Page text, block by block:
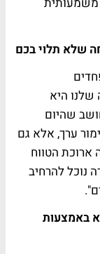
שלא תלוי בכם
שלנו היא
שהיום
ערך, אלא גם
הטווח
נוכל להרחיב
באמצעות